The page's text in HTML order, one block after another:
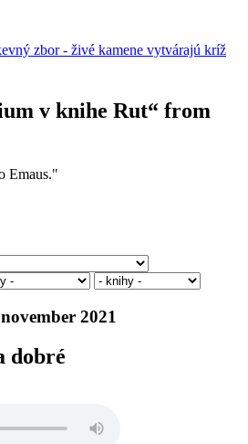
v knihe Rut“ from
Emaus."
2021
dobré